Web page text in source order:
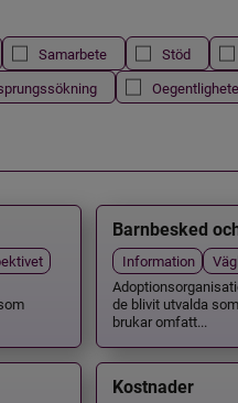
Samarbete Stöd
Barnbesked
Information
de blivit utvalda
brukar omfatt...
Kostnader